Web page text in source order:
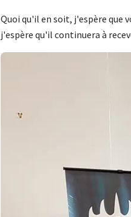
Quoi qu'il en soit, j'espère que
j'espère qu'il continuera à